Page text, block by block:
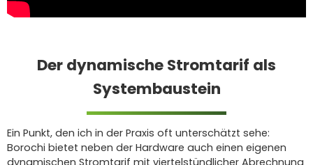
Der dynamische Stromtarif als
Systembaustein
Ein Punkt, den ich in der Praxis oft unterschätzt sehe:
Borochi bietet neben der Hardware auch einen eigenen
dynamischen Stromtarif mit viertelstündlicher Abrechnung